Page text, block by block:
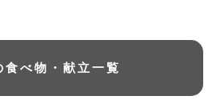
べ物・献立一覧